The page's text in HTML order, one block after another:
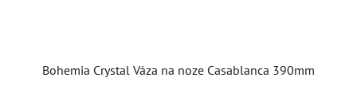
Bohemia Crystal Váza na noze Casablanca 390mm